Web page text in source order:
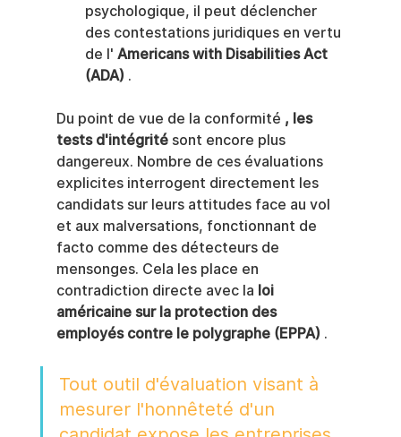
psychologique, il peut déclencher
des contestations juridiques en vertu
de l' Americans with Disabilities Act
(ADA) .
Du point de vue de la conformité , les
tests d'intégrité sont encore plus
dangereux. Nombre de ces évaluations
explicites interrogent directement les
candidats sur leurs attitudes face au vol
et aux malversations, fonctionnant de
facto comme des détecteurs de
mensonges. Cela les place en
contradiction directe avec la loi
américaine sur la protection des
employés contre le polygraphe (EPPA) .
Tout outil d'évaluation visant à
mesurer l'honnêteté d'un